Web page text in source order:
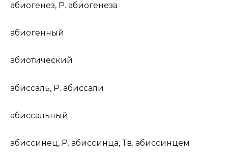
абиогенез, Р. абиогенеза
абиогенный
абиотический
абиссаль, Р. абиссали
абиссальный
абиссинец, Р. абиссинца,Тв. абиссинцем